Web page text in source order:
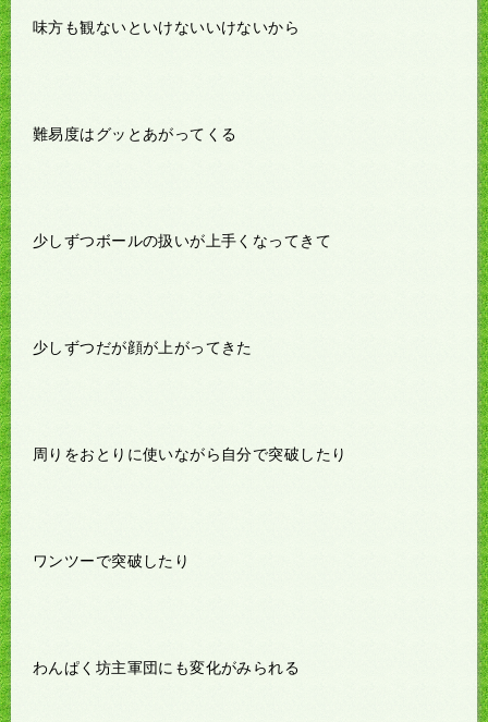
味方も観ないといけないいけないから
難易度はグッとあがってくる
少しずつボールの扱いが上手くなってきて
少しずつだが顔が上がってきた
周りをおとりに使いながら自分で突破したり
ワンツーで突破したり
わんぱく坊主軍団にも変化がみられる